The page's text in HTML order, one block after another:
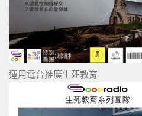
運用電台推廣生死教育